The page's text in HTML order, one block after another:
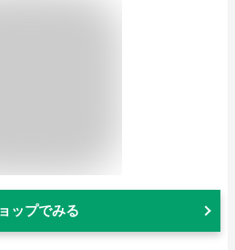
ップでみる